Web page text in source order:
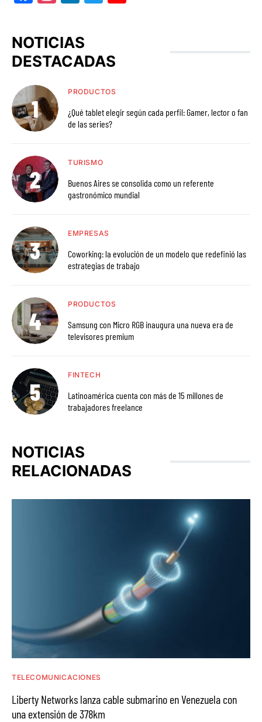
NOTICIAS
DESTACADAS
PRODUCTOS
¿Qué tablet elegir según cada perfil: Gamer, lector o fan
de las series?
TURISMO
Buenos Aires se consolida como un referente
gastronómico mundial
EMPRESAS
Coworking: la evolución de un modelo que redefinió las
estrategias de trabajo
PRODUCTOS
Samsung con Micro RGB inaugura una nueva era de
televisores premium
FINTECH
Latinoamérica cuenta con más de 15 millones de
trabajadores freelance
NOTICIAS
RELACIONADAS
TELECOMUNICACIONES
Liberty Networks lanza cable submarino en Venezuela con
una extensión de 378km